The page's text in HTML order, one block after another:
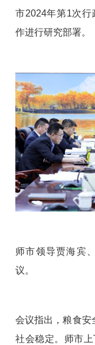
市2024年第1次行
作进行研究部署。
师市领导贾海宾
议。
会议指出，粮食安
社会稳定。师市